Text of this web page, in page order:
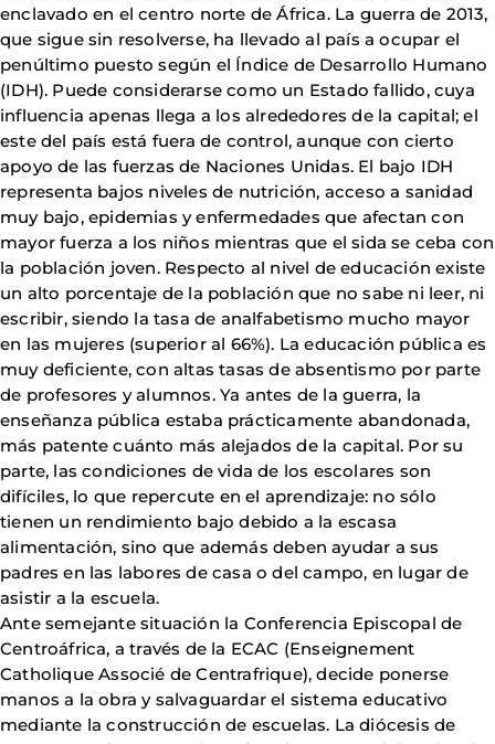
enclavado en el centro norte de África. La guerra de 2013,
que sigue sin resolverse, ha llevado al país a ocupar el
penúltimo puesto según el Índice de Desarrollo Humano
(IDH). Puede considerarse como un Estado fallido, cuya
influencia apenas llega a los alrededores de la capital; el
este del país está fuera de control, aunque con cierto
apoyo de las fuerzas de Naciones Unidas. El bajo IDH
representa bajos niveles de nutrición, acceso a sanidad
muy bajo, epidemias y enfermedades que afectan con
mayor fuerza a los niños mientras que el sida se ceba con
la población joven. Respecto al nivel de educación existe
un alto porcentaje de la población que no sabe ni leer, ni
escribir, siendo la tasa de analfabetismo mucho mayor
en las mujeres (superior al 66%). La educación pública es
muy deficiente, con altas tasas de absentismo por parte
de profesores y alumnos. Ya antes de la guerra, la
enseñanza pública estaba prácticamente abandonada,
más patente cuánto más alejados de la capital. Por su
parte, las condiciones de vida de los escolares son
difíciles, lo que repercute en el aprendizaje: no sólo
tienen un rendimiento bajo debido a la escasa
alimentación, sino que además deben ayudar a sus
padres en las labores de casa o del campo, en lugar de
asistir a la escuela.
Ante semejante situación la Conferencia Episcopal de
Centroáfrica, a través de la ECAC (Enseignement
Catholique Associé de Centrafrique), decide ponerse
manos a la obra y salvaguardar el sistema educativo
mediante la construcción de escuelas. La diócesis de